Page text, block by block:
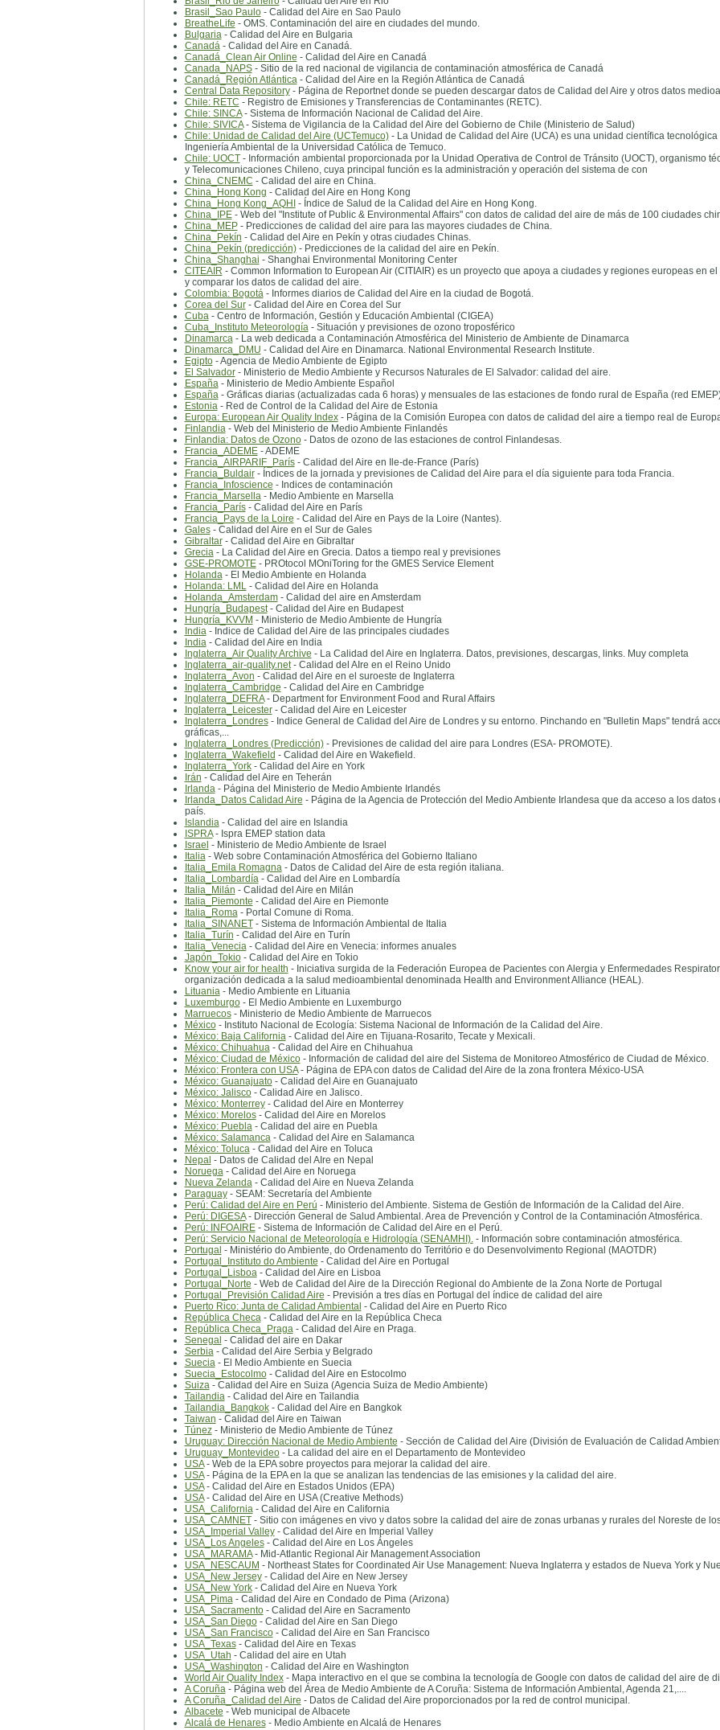
Brasil_Sao Paulo- Calidad del Aire en Sao Paulo
BreatheLife - OMS. Contaminación del aire en ciudades del mundo.
Bulgaria- Calidad del Aire en Bulgaria
Canadá- Calidad del Aire en Canadá.
Canadá_Clean Air Online - Calidad del Aire en Canadá
Canada_NAPS- Sitio de la red nacional de vigilancia de contaminación atmosférica de Canadá
Canadá_Región Atlántica- Calidad del Aire en la Región Atlántica de Canadá
Central Data Repository- Página de Reportnet donde se pueden descargar datos de Calidad del Aire y otros datos
Chile: RETC - Registro de Emisiones y Transferencias de Contaminantes (RETC).
Chile: SINCA- Sistema de Información Nacional de Calidad del Aire.
Chile: SIVICA- Sistema de Vigilancia de la Calidad del Aire del Gobierno de Chile (Ministerio de Salud)
Chile: Unidad de Calidad del Aire (UCTemuco)- La Unidad de Calidad del Aire (UCA) es una unidad científica
Ingeniería Ambiental de la Universidad Católica de Temuco.
Chile: UOCT- Información ambiental proporcionada por la Unidad Operativa de Control de Tránsito (UOCT), organismo
y Telecomunicaciones Chileno, cuya principal función es la administración y operación del sistema de con
China_CNEMC - Calidad del aire en China.
China_Hong Kong - Calidad del Aire en Hong Kong
China_Hong Kong_AQHI - Índice de Salud de la Calidad del Aire en Hong Kong.
China_IPE- Web del "Institute of Public & Environmental Affairs" con datos de calidad del aire de más de 100 ciudades
China_MEP- Predicciones de calidad del aire para las mayores ciudades de China.
China_Pekín - Calidad del Aire en Pekín y otras ciudades Chinas.
China_Pekín (predicción)- Predicciones de la calidad del aire en Pekín.
China_Shanghai - Shanghai Environmental Monitoring Center
CITEAIR - Common Information to European Air (CITIAIR) es un proyecto que apoya a ciudades y regiones europeas en
y comparar los datos de calidad del aire.
Colombia: Bogotá- Informes diarios de Calidad del Aire en la ciudad de Bogotá.
Corea del Sur- Calidad del Aire en Corea del Sur
Cuba- Centro de Información, Gestión y Educación Ambiental (CIGEA)
Cuba_Instituto Meteorología- Situación y previsiones de ozono troposférico
Dinamarca- La web dedicada a Contaminación Atmosférica del Ministerio de Ambiente de Dinamarca
Dinamarca_DMU - Calidad del Aire en Dinamarca. National Environmental Research Institute.
Egipto- Agencia de Medio Ambiente de Egipto
El Salvador- Ministerio de Medio Ambiente y Recursos Naturales de El Salvador: calidad del aire.
España- Ministerio de Medio Ambiente Español
España- Gráficas diarias (actualizadas cada 6 horas) y mensuales de las estaciones de fondo rural de España (red
Estonia- Red de Control de la Calidad del Aire de Estonia
Europa: European Air Quality Index- Página de la Comisión Europea con datos de calidad del aire a tiempo real de
Finlandia- Web del Ministerio de Medio Ambiente Finlandés
Finlandia: Datos de Ozono- Datos de ozono de las estaciones de control Finlandesas.
Francia_ADEME- ADEME
Francia_AIRPARIF_París- Calidad del Aire en Ile-de-France (París)
Francia_Buldair- Índices de la jornada y previsiones de Calidad del Aire para el día siguiente para toda Francia.
Francia_Infoscience - Indices de contaminación
Francia_Marsella- Medio Ambiente en Marsella
Francia_París- Calidad del Aire en París
Francia_Pays de la Loire - Calidad del Aire en Pays de la Loire (Nantes).
Gales- Calidad del Aire en el Sur de Gales
Gibraltar- Calidad del Aire en Gibraltar
Grecia- La Calidad del Aire en Grecia. Datos a tiempo real y previsiones
GSE-PROMOTE- PROtocol MOniToring for the GMES Service Element
Holanda- El Medio Ambiente en Holanda
Holanda: LML- Calidad del Aire en Holanda
Holanda_Amsterdam- Calidad del aire en Amsterdam
Hungría_Budapest- Calidad del Aire en Budapest
Hungría_KVVM - Ministerio de Medio Ambiente de Hungría
India- Indice de Calidad del Aire de las principales ciudades
India- Calidad del Aire en India
Inglaterra_Air Quality Archive - La Calidad del Aire en Inglaterra. Datos, previsiones, descargas, links. Muy completa
Inglaterra_air-quality.net- Calidad del AIre en el Reino Unido
Inglaterra_Avon - Calidad del Aire en el suroeste de Inglaterra
Inglaterra_Cambridge - Calidad del Aire en Cambridge
Inglaterra_DEFRA- Department for Environment Food and Rural Affairs
Inglaterra_Leicester- Calidad del Aire en Leicester
Inglaterra_Londres- Indice General de Calidad del Aire de Londres y su entorno. Pinchando en "Bulletin Maps" tendrá
gráficas,...
Inglaterra_Londres (Predicción)- Previsiones de calidad del aire para Londres (ESA- PROMOTE).
Inglaterra_Wakefield - Calidad del Aire en Wakefield.
Inglaterra_York- Calidad del Aire en York
Irán - Calidad del Aire en Teherán
Irlanda- Página del Ministerio de Medio Ambiente Irlandés
Irlanda_Datos Calidad Aire - Página de la Agencia de Protección del Medio Ambiente Irlandesa que da acceso a los
país.
Islandia- Calidad del aire en Islandia
ISPRA- Ispra EMEP station data
Israel - Ministerio de Medio Ambiente de Israel
Italia- Web sobre Contaminación Atmosférica del Gobierno Italiano
Italia_Emila Romagna- Datos de Calidad del Aire de esta región italiana.
Italia_Lombardía- Calidad del Aire en Lombardía
Italia_Milán - Calidad del Aire en Milán
Italia_Piemonte - Calidad del Aire en Piemonte
Italia_Roma- Portal Comune di Roma.
Italia_SINANET- Sistema de Información Ambiental de Italia
Italia_Turín - Calidad del Aire en Turín
Italia_Venecia- Calidad del Aire en Venecia: informes anuales
Japón_Tokio- Calidad del Aire en Tokio
Know your air for health - Iniciativa surgida de la Federación Europea de Pacientes con Alergia y Enfermedades
organización dedicada a la salud medioambiental denominada Health and Environment Alliance (HEAL).
Lituania- Medio Ambiente en Lituania
Luxemburgo- El Medio Ambiente en Luxemburgo
Marruecos- Ministerio de Medio Ambiente de Marruecos
México- Instituto Nacional de Ecología: Sistema Nacional de Información de la Calidad del Aire.
México: Baja California- Calidad del Aire en Tijuana-Rosarito, Tecate y Mexicali.
México: Chihuahua- Calidad del Aire en Chihuahua
México: Ciudad de México- Información de calidad del aire del Sistema de Monitoreo Atmosférico de Ciudad de México.
México: Frontera con USA- Página de EPA con datos de Calidad del Aire de la zona frontera México-USA
México: Guanajuato- Calidad del Aire en Guanajuato
México: Jalisco- Calidad Aire en Jalisco.
México: Monterrey- Calidad del Aire en Monterrey
México: Morelos- Calidad del Aire en Morelos
México: Puebla- Calidad del aire en Puebla
México: Salamanca- Calidad del Aire en Salamanca
México: Toluca- Calidad del Aire en Toluca
Nepal - Datos de Calidad del AIre en Nepal
Noruega- Calidad del Aire en Noruega
Nueva Zelanda- Calidad del Aire en Nueva Zelanda
Paraguay- SEAM: Secretaría del Ambiente
Perú: Calidad del Aire en Perú - Ministerio del Ambiente. Sistema de Gestión de Información de la Calidad del Aire.
Perú: DIGESA- Dirección General de Salud Ambiental. Area de Prevención y Control de la Contaminación Atmosférica.
Perú: INFOAIRE- Sistema de Información de Calidad del Aire en el Perú.
Perú: Servicio Nacional de Meteorología e Hidrología (SENAMHI).- Información sobre contaminación atmosférica.
Portugal - Ministério do Ambiente, do Ordenamento do Território e do Desenvolvimento Regional (MAOTDR)
Portugal_Instituto do Ambiente - Calidad del Aire en Portugal
Portugal_Lisboa- Calidad del Aire en Lisboa
Portugal_Norte - Web de Calidad del Aire de la Dirección Regional do Ambiente de la Zona Norte de Portugal
Portugal_Previsión Calidad Aire - Previsión a tres días en Portugal del índice de calidad del aire
Puerto Rico: Junta de Calidad Ambiental - Calidad del Aire en Puerto Rico
República Checa- Calidad del Aire en la República Checa
República Checa_Praga- Calidad del Aire en Praga.
Senegal - Calidad del aire en Dakar
Serbia- Calidad del Aire Serbia y Belgrado
Suecia- El Medio Ambiente en Suecia
Suecia_Estocolmo- Calidad del Aire en Estocolmo
Suiza- Calidad del Aire en Suiza (Agencia Suiza de Medio Ambiente)
Tailandia- Calidad del Aire en Tailandia
Tailandia_Bangkok- Calidad del Aire en Bangkok
Taiwan - Calidad del Aire en Taiwan
Túnez- Ministerio de Medio Ambiente de Túnez
Uruguay: Dirección Nacional de Medio Ambiente - Sección de Calidad del Aire (División de Evaluación de Calidad
Uruguay_Montevideo- La calidad del aire en el Departamento de Montevideo
USA- Web de la EPA sobre proyectos para mejorar la calidad del aire.
USA- Página de la EPA en la que se analizan las tendencias de las emisiones y la calidad del aire.
USA- Calidad del Aire en Estados Unidos (EPA)
USA- Calidad del Aire en USA (Creative Methods)
USA_California- Calidad del Aire en California
USA_CAMNET- Sitio con imágenes en vivo y datos sobre la calidad del aire de zonas urbanas y rurales del Noreste de
USA_Imperial Valley- Calidad del Aire en Imperial Valley
USA_Los Angeles- Calidad del Aire en Los Ángeles
USA_MARAMA- Mid-Atlantic Regional Air Management Association
USA_NESCAUM - Northeast States for Coordinated Air Use Management: Nueva Inglaterra y estados de Nueva York y
USA_New Jersey- Calidad del Aire en New Jersey
USA_New York- Calidad del Aire en Nueva York
USA_Pima- Calidad del Aire en Condado de Pima (Arizona)
USA_Sacramento- Calidad del Aire en Sacramento
USA_San Diego- Calidad del Aire en San Diego
USA_San Francisco- Calidad del Aire en San Francisco
USA_Texas- Calidad del Aire en Texas
USA_Utah - Calidad del aire en Utah
USA_Washington - Calidad del Aire en Washington
World Air Quality Index- Mapa interactivo en el que se combina la tecnología de Google con datos de calidad del aire de
A Coruña- Página web del Área de Medio Ambiente de A Coruña: Sistema de Información Ambiental, Agenda 21,....
A Coruña_Calidad del Aire - Datos de Calidad del Aire proporcionados por la red de control municipal.
Albacete - Web municipal de Albacete
Alcalá de Henares- Medio Ambiente en Alcalá de Henares